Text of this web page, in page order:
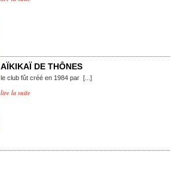
AÏKIKAÏ DE THÔNES
le club fût créé en 1984 par [...]
lire la suite